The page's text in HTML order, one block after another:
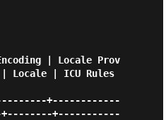
| ICU Rules
+------------
+-----------